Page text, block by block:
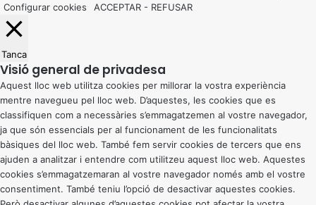
Configurar cookies
ACCEPTAR - REFUSAR
Tanca
Visió general de privadesa
Aquest lloc web utilitza cookies per millorar la vostra experiència
mentre navegueu pel lloc web. D’aquestes, les cookies que es
classifiquen com a necessàries s’emmagatzemen al vostre navegador,
ja que són essencials per al funcionament de les funcionalitats
bàsiques del lloc web. També fem servir cookies de tercers que ens
ajuden a analitzar i entendre com utilitzeu aquest lloc web. Aquestes
cookies s’emmagatzemaran al vostre navegador només amb el vostre
consentiment. També teniu l’opció de desactivar aquestes cookies.